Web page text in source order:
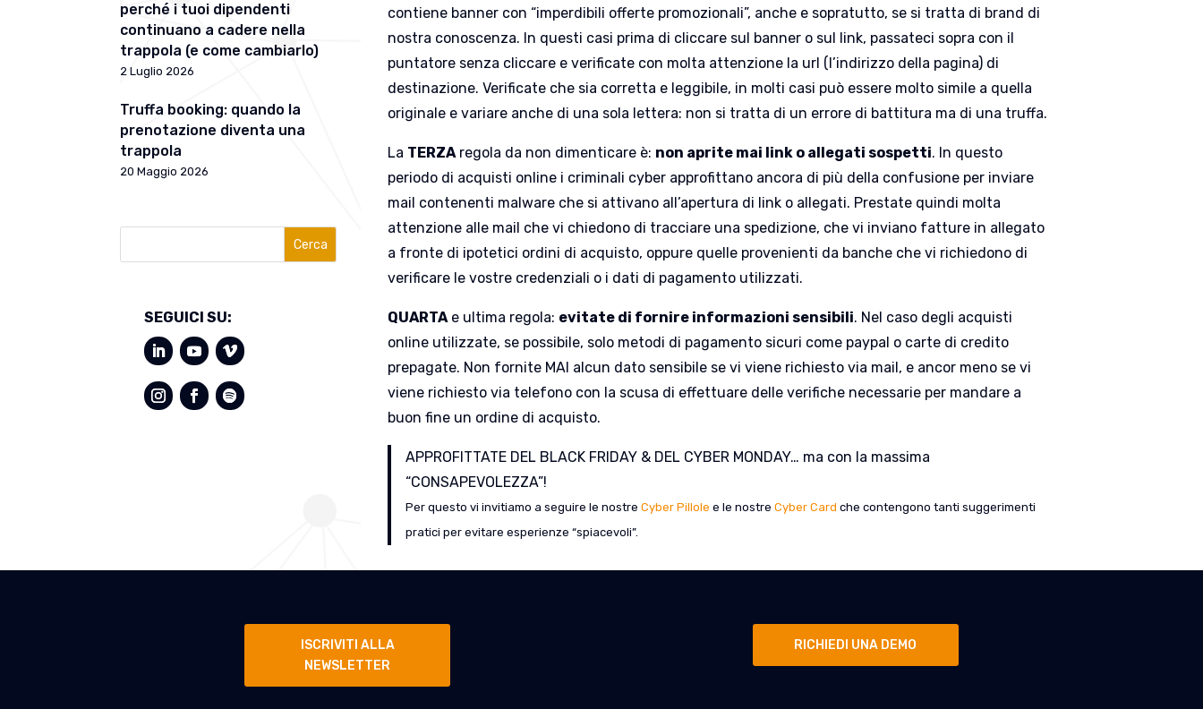
perché i tuoi dipendenti
continuano a cadere nella
trappola (e come cambiarlo)
2 Luglio 2026
Truffa booking: quando la
prenotazione diventa una
trappola
20 Maggio 2026
Cerca
SEGUICI SU:
contiene banner con “imperdibili offerte promozionali”, anche e sopratutto, se si tratta di brand di
nostra conoscenza. In questi casi prima di cliccare sul banner o sul link, passateci sopra con il
puntatore senza cliccare e verificate con molta attenzione la url (l’indirizzo della pagina) di
destinazione. Verificate che sia corretta e leggibile, in molti casi può essere molto simile a quella
originale e variare anche di una sola lettera: non si tratta di un errore di battitura ma di una truffa.
La TERZA regola da non dimenticare è: non aprite mai link o allegati sospetti. In questo
periodo di acquisti online i criminali cyber approfittano ancora di più della confusione per inviare
mail contenenti malware che si attivano all’apertura di link o allegati. Prestate quindi molta
attenzione alle mail che vi chiedono di tracciare una spedizione, che vi inviano fatture in allegato
a fronte di ipotetici ordini di acquisto, oppure quelle provenienti da banche che vi richiedono di
verificare le vostre credenziali o i dati di pagamento utilizzati.
QUARTA e ultima regola: evitate di fornire informazioni sensibili. Nel caso degli acquisti
online utilizzate, se possibile, solo metodi di pagamento sicuri come paypal o carte di credito
prepagate. Non fornite MAI alcun dato sensibile se vi viene richiesto via mail, e ancor meno se vi
viene richiesto via telefono con la scusa di effettuare delle verifiche necessarie per mandare a
buon fine un ordine di acquisto.
APPROFITTATE DEL BLACK FRIDAY & DEL CYBER MONDAY… ma con la massima
“CONSAPEVOLEZZA”!
Per questo vi invitiamo a seguire le nostreCyber Pillole e le nostreCyber Card che contengono tanti suggerimenti
pratici per evitare esperienze “spiacevoli”.
ISCRIVITI ALLA
NEWSLETTER
RICHIEDI UNA DEMO